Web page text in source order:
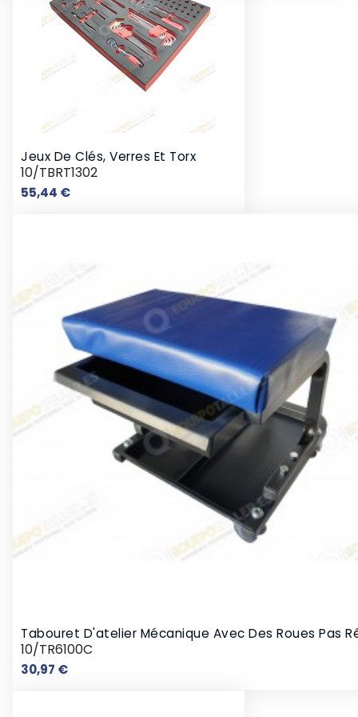
Jeux De Clés, Verres Et Torx
10/TBRT1302
55,44 €Prix
Tabouret D'atelier Mécanique Avec Des Roues Pas
10/TR6100C
30,97 €Prix